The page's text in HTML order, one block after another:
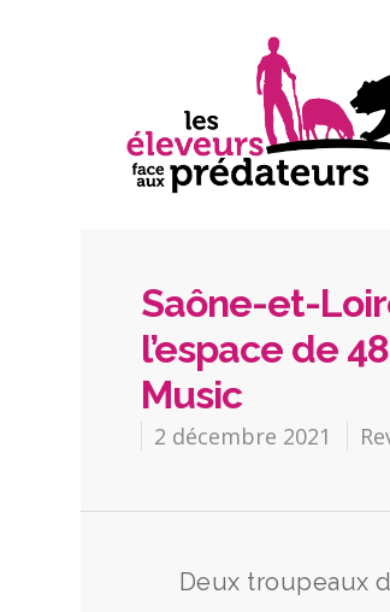
Saône-et-
l’espace de
Music
2 décembre 2021
Deux troupeaux